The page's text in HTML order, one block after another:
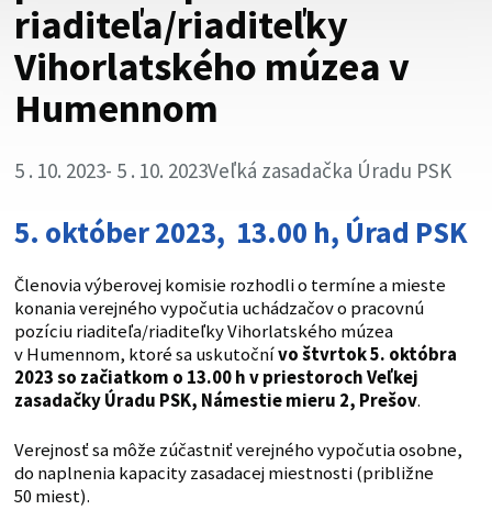
vždy začína https:// pred názvom domény webového sídla.
riaditeľa/riaditeľky
Vihorlatského múzea v
Humennom
5 . 10. 2023- 5 . 10. 2023Veľká zasadačka Úradu PSK
5. október2023, 13.00 h, Úrad PSK
Členovia výberovej komisie rozhodli o termíne a mieste
konania verejného vypočutia uchádzačov o pracovnú
pozíciu riaditeľa/riaditeľky Vihorlatského múzea
v Humennom, ktoré sa uskutočnívo štvrtok 5. októbra
2023 so začiatkom o 13.00 h v priestoroch Veľkej
zasadačky Úradu PSK, Námestie mieru 2, Prešov.
Verejnosť sa môže zúčastniť verejného vypočutia osobne,
do naplnenia kapacity zasadacej miestnosti (približne
50 miest).